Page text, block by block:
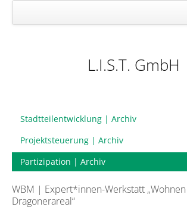
Projektarchiv
L.I.S.T. GmbH
Stadtteilentwicklung | Archiv
Projektsteuerung | Archiv
Partizipation | Archiv
WBM | Expert*innen-Werkstatt
Dragonerareal“